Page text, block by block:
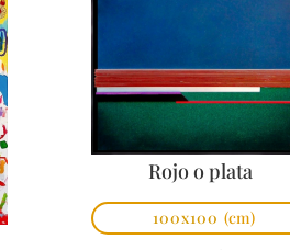
Rojo o plata
100x100 (cm)